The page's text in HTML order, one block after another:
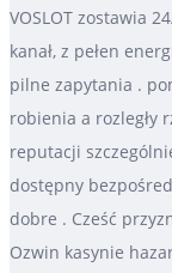
VOSLOT zostawia
kanał, z pełen
pilne zapytania .
robienia a rozległy
reputacji
dostępny
dobre . Cześć
Ozwin kasynie